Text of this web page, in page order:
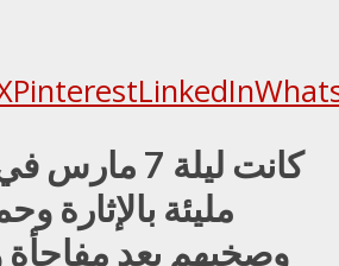
PinterestLinkedIn
كانت ليلة 7
مليئة بالإثارة
وصخبهم بعد مفاجأة